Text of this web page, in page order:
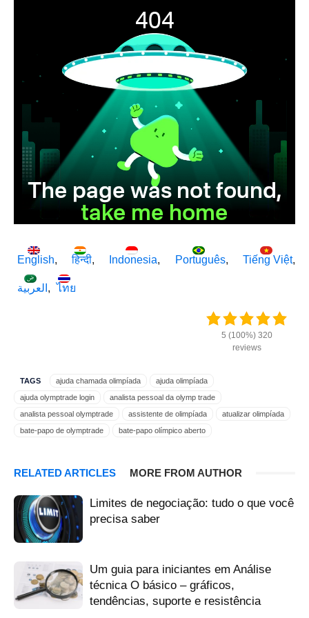
English हिन्दी Indonesia Português Tiếng Việt
العربية ไทย
5 (100%) 320
reviews
TAGS ajuda chamada olimpíada
ajuda olimpíada
ajuda olymptrade login
analista pessoal da olymp trade
analista pessoal olymptrade
assistente de olimpíada
atualizar olimpíada
bate-papo de olymptrade
bate-papo olímpico aberto
chamar olimpíada
como chamar olimpíada
como entrar em contato com a olimpíada
como fazer login olymptrade
enviar correio olímpico
especialista em atualização olimpíada
especialista em chamadas olimpíadas
feedback olímpico
RELATED ARTICLES MORE FROM AUTHOR
Limites de negociação: tudo o que você
precisa saber
Um guia para iniciantes em Análise
técnica O básico – gráficos,
tendências, suporte e resistência